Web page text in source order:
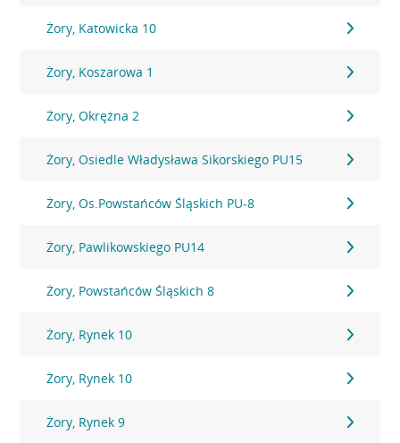
Żory, Katowicka 10
Żory, Koszarowa 1
Żory, Okrężna 2
Żory, Osiedle Władysława Sikorskiego PU15
Żory, Os.Powstańców Śląskich PU-8
Żory, Pawlikowskiego PU14
Żory, Powstańców Śląskich 8
Żory, Rynek 10
Żory, Rynek 10
Żory, Rynek 9